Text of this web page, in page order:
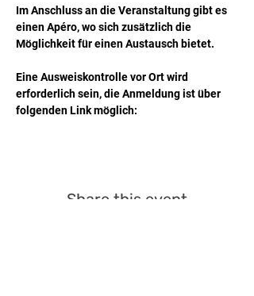
Im Anschluss an die Veranstaltung gibt es
einen Apéro, wo sich zusätzlich die
Möglichkeit für einen Austausch bietet.
Eine Ausweiskontrolle vor Ort wird
erforderlich sein, die Anmeldung ist über
folgenden Link möglich:
Share this event